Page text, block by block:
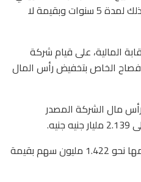
للأدوات والكابلات الكهربائية”، وذلك لمدة 5 سنوات وبقيمة لا
المالية، على قيام شركة
الخاص بتخفيض رأس المال
مال الشركة المصدر
وتبلغ كمية الأسهم المقرر إعدامها نحو 1.422 مليون سهم بقيمة